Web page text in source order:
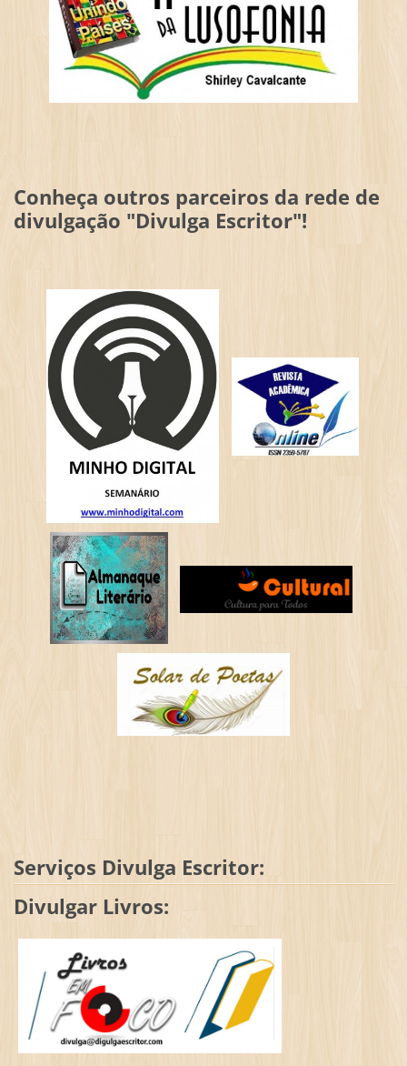
Conheça outros parceiros da rede de
divulgação "Divulga Escritor"!
Serviços Divulga Escritor:
Divulgar Livros: